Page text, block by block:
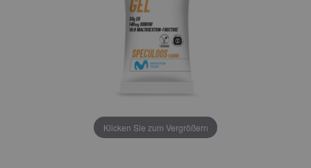
Klicken Sie zum Vergrößern